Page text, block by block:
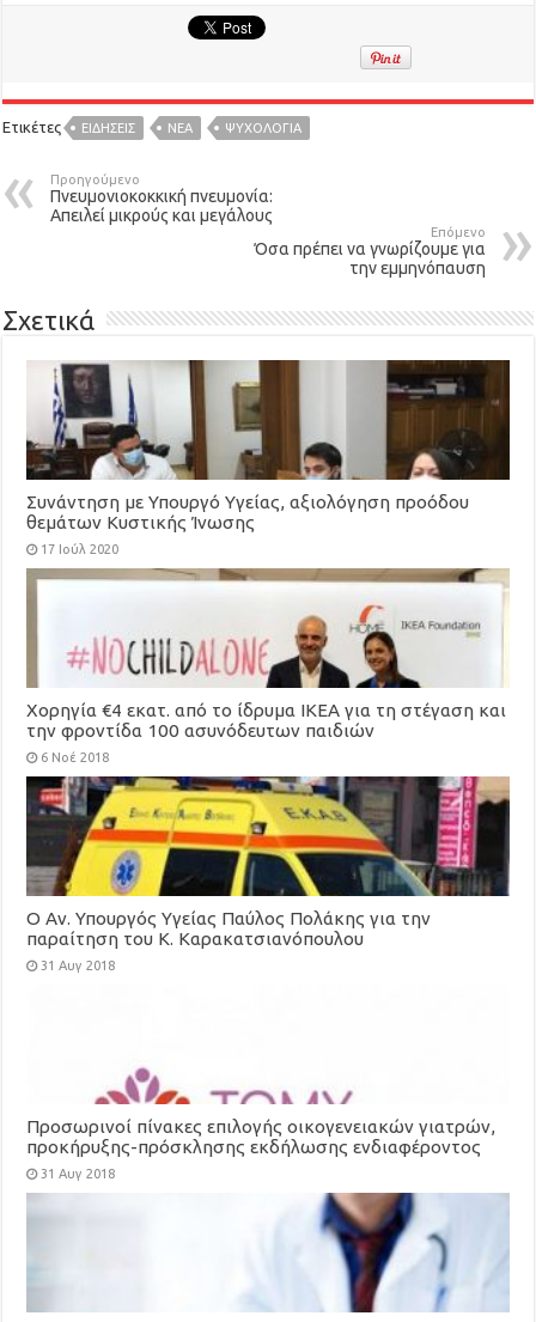
Ετικέτες ΕΙΔΉΣΕΙΣ ΝΕΑ ΨΥΧΟΛΟΓΙΑ
Προηγούμενο
Πνευμονιοκοκκική πνευμονία:
Απειλεί μικρούς και μεγάλους
Επόμενο
Όσα πρέπει να γνωρίζουμε για
την εμμηνόπαυση
Σχετικά
Συνάντηση με Υπουργό Υγείας, αξιολόγηση προόδου
θεμάτων Κυστικής Ίνωσης
17 Ιούλ 2020
Χορηγία €4 εκατ. από το ίδρυμα ΙΚΕΑ για τη στέγαση και
την φροντίδα 100 ασυνόδευτων παιδιών
6 Νοέ 2018
Ο Αν. Υπουργός Υγείας Παύλος Πολάκης για την
παραίτηση του Κ. Καρακατσιανόπουλου
31 Αυγ 2018
Προσωρινοί πίνακες επιλογής οικογενειακών γιατρών,
προκήρυξης-πρόσκλησης εκδήλωσης ενδιαφέροντος
για τη στελέχωση των Τοπικών Μονάδων Υγείας
(ΤΟΜΥ)
31 Αυγ 2018